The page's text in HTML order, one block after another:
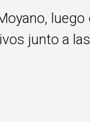
junto a